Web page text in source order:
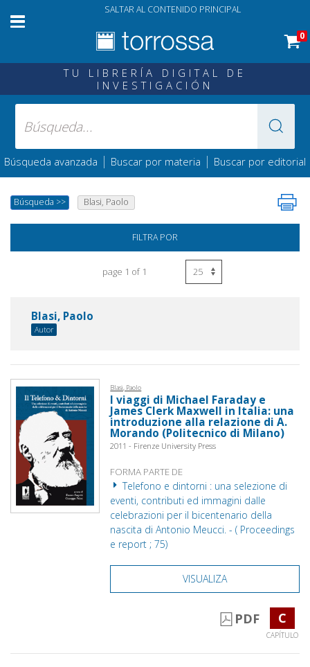
SALTAR AL CONTENIDO PRINCIPAL
0
TU LIBRERÍA DIGITAL DE
INVESTIGACIÓN
Búsqueda avanzada | Buscar por materia | Buscar por editorial
Búsqueda >> Blasi, Paolo
FILTRA POR
page 1 of 1
Blasi, Paolo
Autor
Blasi, Paolo
I viaggi di Michael Faraday e
James Clerk Maxwell in Italia: una
introduzione alla relazione di A.
Morando (Politecnico di Milano)
2011 - Firenze University Press
FORMA PARTE DE
Telefono e dintorni : una selezione di
eventi, contributi ed immagini dalle
celebrazioni per il bicentenario della
nascita di Antonio Meucci. - ( Proceedings
e report ; 75)
VISUALIZA
PDF C
CAPÍTULO